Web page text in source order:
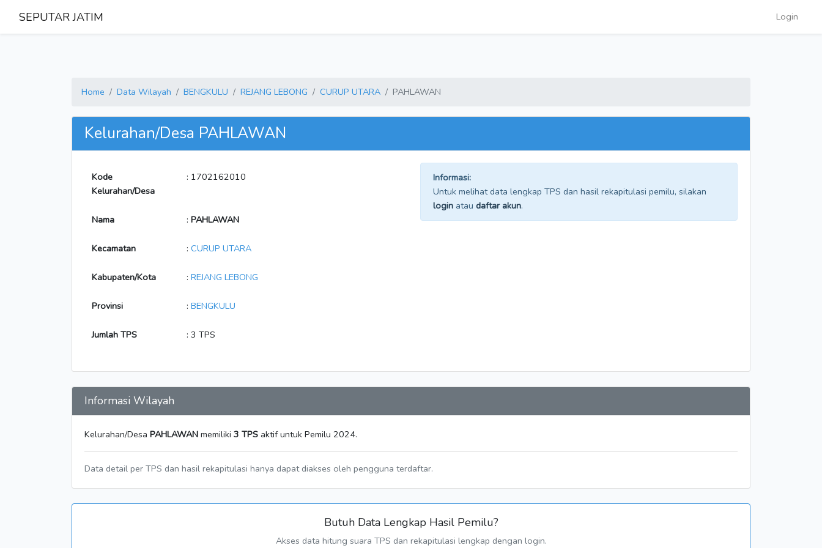
SEPUTAR JATIM Login
Home Data Wilayah BENGKULU REJANG LEBONG CURUP UTARA PAHLAWAN
Kelurahan/Desa PAHLAWAN
Kode
Kelurahan/Desa
: 1702162010
Nama : PAHLAWAN
Kecamatan : CURUP UTARA
Kabupaten/Kota : REJANG LEBONG
Provinsi : BENGKULU
Jumlah TPS : 3 TPS
Informasi:
Untuk melihat data lengkap TPS dan hasil rekapitulasi pemilu, silakan
login atau daftar akun.
Informasi Wilayah
Kelurahan/Desa PAHLAWAN memiliki 3 TPS aktif untuk Pemilu 2024.
Data detail per TPS dan hasil rekapitulasi hanya dapat diakses oleh pengguna terdaftar.
Butuh Data Lengkap Hasil Pemilu?
Akses data hitung suara TPS dan rekapitulasi lengkap dengan login.